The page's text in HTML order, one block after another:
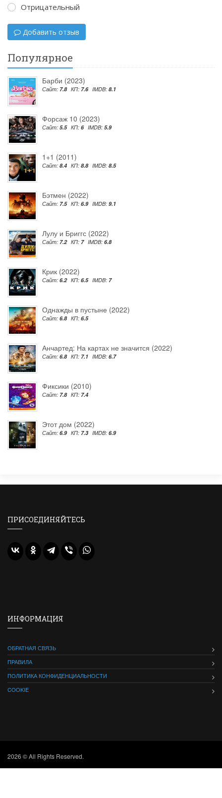
Отрицательный
Добавить отзыв
Популярное
Барби (2023)
Сайт: 7.8 КП: 7.6 IMDB: 8.1
Форсаж 10 (2023)
Сайт: 5.5 КП: 6 IMDB: 5.9
1+1 (2011)
Сайт: 8.4 КП: 8.8 IMDB: 8.5
Бэтмен (2022)
Сайт: 7.5 КП: 6.9 IMDB: 9.1
Лулу и Бриггс (2022)
Сайт: 7.2 КП: 7 IMDB: 6.8
Крик (2022)
Сайт: 6.2 КП: 6.5 IMDB: 7
Однажды в пустыне (2022)
Сайт: 6.8 КП: 6.5
Анчартед: На картах не значится (2022)
Сайт: 6.8 КП: 7.1 IMDB: 6.7
Фиксики (2010)
Сайт: 7.8 КП: 7.4
Этот дом (2022)
Сайт: 6.9 КП: 7.3 IMDB: 6.9
ПРИСОЕДИНЯЙТЕСЬ
ИНФОРМАЦИЯ
ОБРАТНАЯ СВЯЗЬ
ПРАВИЛА
ПОЛИТИКА КОНФИДЕНЦИАЛЬНОСТИ
COOKIE
2026 © All Rights Reserved.